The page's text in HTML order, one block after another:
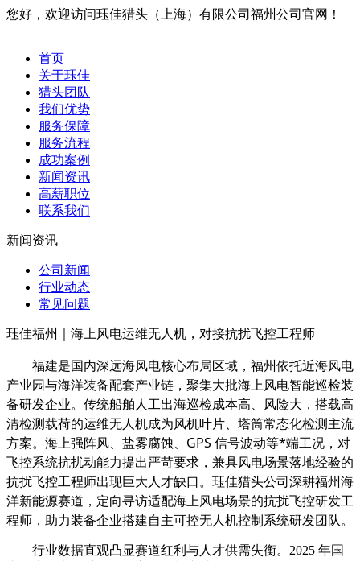
您好，欢迎访问珏佳猎头（上海）有限公司福州公司官网！
首页
关于珏佳
猎头团队
我们优势
服务保障
服务流程
成功案例
新闻资讯
高薪职位
联系我们
新闻资讯
公司新闻
行业动态
常见问题
珏佳福州｜海上风电运维无人机，对接抗扰飞控工程师
福建是国内深远海风电核心布局区域，福州依托近海风电
产业园与海洋装备配套产业链，聚集大批海上风电智能巡检装
备研发企业。传统船舶人工出海巡检成本高、风险大，搭载高
清检测载荷的运维无人机成为风机叶片、塔筒常态化检测主流
方案。海上强阵风、盐雾腐蚀、GPS 信号波动等*端工况，对
飞控系统抗扰动能力提出严苛要求，兼具风电场景落地经验的
抗扰飞控工程师出现巨大人才缺口。珏佳猎头公司深耕福州海
洋新能源赛道，定向寻访适配海上风电场景的抗扰飞控研发工
程师，助力装备企业搭建自主可控无人机控制系统研发团队。
行业数据直观凸显赛道红利与人才供需失衡。2025 年国